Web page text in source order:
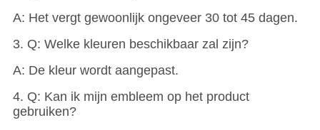
A: Het vergt gewoonlijk ongeveer 30 tot 45 dagen.
3. Q: Welke kleuren beschikbaar zal zijn?
A: De kleur wordt aangepast.
4. Q: Kan ik mijn embleem op het product
gebruiken?